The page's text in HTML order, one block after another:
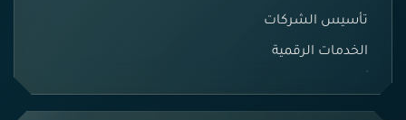
تأسيس الشركات
الخدمات الرقمية